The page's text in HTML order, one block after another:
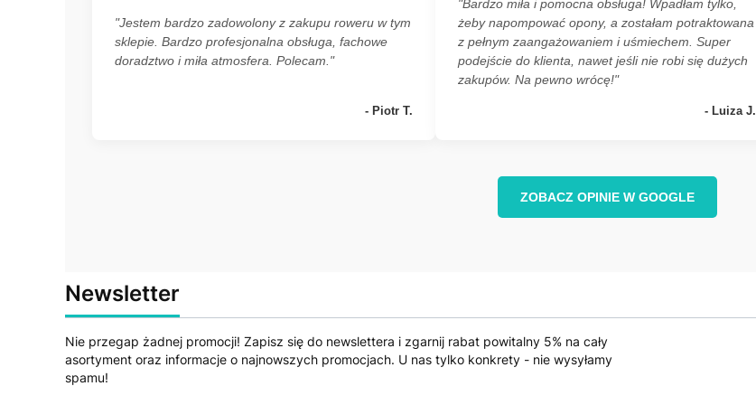
"Jestem bardzo zadowolony z zakupu roweru w tym
sklepie. Bardzo profesjonalna obsługa, fachowe
doradztwo i miła atmosfera. Polecam."
- Piotr T.
"Bardzo miła i pomocna obsługa! Wpadłam tylko,
żeby napompować opony, a zostałam potraktowana
z pełnym zaangażowaniem i uśmiechem. Super
podejście do klienta, nawet jeśli nie robi się dużych
zakupów. Na pewno wrócę!"
- Luiza J.
ZOBACZ OPINIE W GOOGLE
Newsletter
Nie przegap żadnej promocji! Zapisz się do newslettera i zgarnij rabat powitalny 5% na cały
asortyment oraz informacje o najnowszych promocjach. U nas tylko konkrety - nie wysyłamy
spamu!